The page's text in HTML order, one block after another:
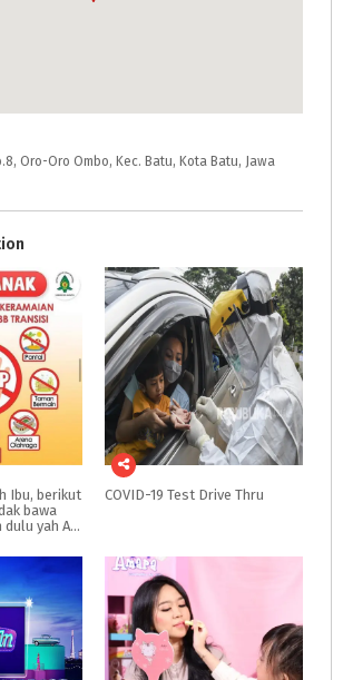
Oro-Oro Ombo, Kec. Batu, Kota Batu, Jawa
Ibu, berikut
bawa
anak keluar rumah dulu yah Ayah Ibu
COVID-19 Test Drive Thru